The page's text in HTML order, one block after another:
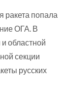
ракета попала
ОГА. В
областной
секции
русских